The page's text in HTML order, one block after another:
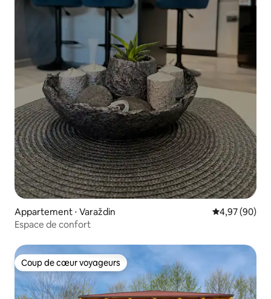
Appartement ⋅ Varaždin Évaluation
4,97 (90)
Espace de confort
Coup de cœur voyageurs
Coup de cœur voyageurs